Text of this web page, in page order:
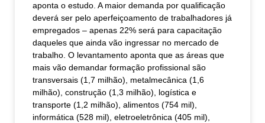
aponta o estudo. A maior demanda por qualificação
deverá ser pelo aperfeiçoamento de trabalhadores já
empregados – apenas 22% será para capacitação
daqueles que ainda vão ingressar no mercado de
trabalho. O levantamento aponta que as áreas que
mais vão demandar formação profissional são
transversais (1,7 milhão), metalmecânica (1,6
milhão), construção (1,3 milhão), logística e
transporte (1,2 milhão), alimentos (754 mil),
informática (528 mil), eletroeletrônica (405 mil),